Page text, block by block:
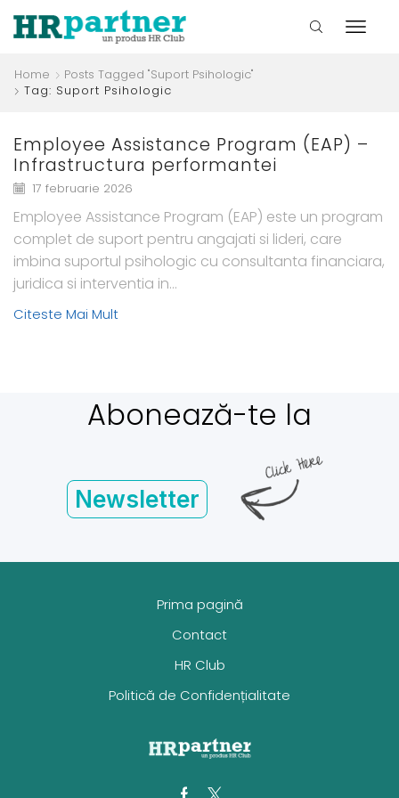
Home
Posts Tagged "suport Psihologic"
Tag: Suport Psihologic
Employee Assistance Program (EAP) –
Infrastructura performantei
17 februarie 2026
Employee Assistance Program (EAP) este un program
complet de suport pentru angajati si lideri, care
imbina suportul psihologic cu consultanta financiara,
juridica si interventia in...
Citeste Mai Mult
Abonează-te la
Newsletter
Prima pagină
Contact
HR Club
Politică de Confidențialitate